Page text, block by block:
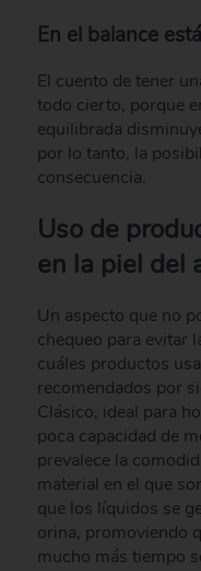
En el balance
El cuento de tener
todo cierto, porque
equilibrada
por lo tanto, la
consecuencia.
Uso de
en la piel del
Un aspecto que no
chequeo para evitar
cuáles productos
recomendados por
Clásico, ideal para
poca capacidad de
prevalece la
material en el que
que los líquidos se
orina, promoviendo
mucho más tiempo